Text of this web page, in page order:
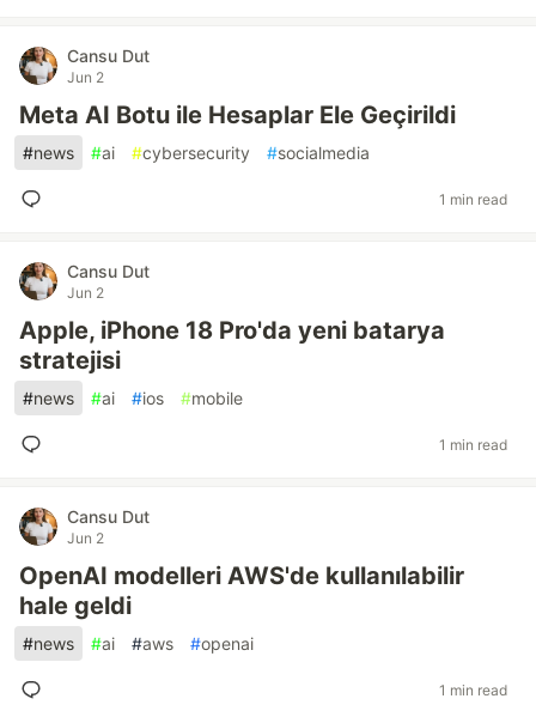
Cansu Dut
Jun 2
Meta AI Botu ile Hesaplar Ele Geçirildi
#news #ai #cybersecurity #socialmedia
1 min read
Cansu Dut
Jun 2
Apple, iPhone 18 Pro'da yeni batarya
stratejisi
#news #ai #ios #mobile
1 min read
Cansu Dut
Jun 2
OpenAI modelleri AWS'de kullanılabilir
hale geldi
#news #ai #aws #openai
1 min read